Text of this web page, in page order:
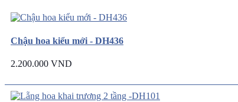
Chậu hoa kiểu mới - DH436
2.200.000 VND